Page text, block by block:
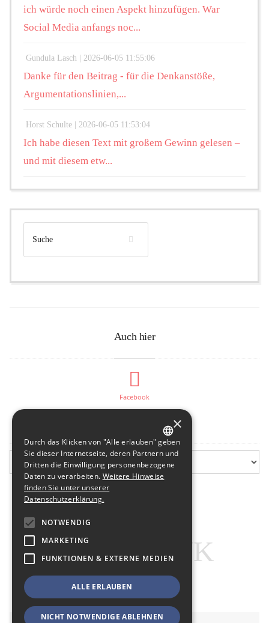
ich würde noch einen Aspekt hinzufügen. War
Social Media anfangs noc...
Gundula Lasch | 2026-06-05 11:55:06
Danke für den Beitrag - für die Denkanstöße,
Argumentationslinien,...
Horst Schulte | 2026-06-05 11:53:04
Ich habe diesen Text mit großem Gewinn gelesen –
und mit diesem etw...
Auch hier
Facebook
GERMAN
ENGLISH
×
Durch das Klicken von "Alle erlauben" geben
Sie dieser Internetseite, deren Partnern und
Dritten die Einwilligung personenbezogene
Daten zu verarbeiten. Weitere Hinweise
finden Sie unter unserer
Datenschutzerklärung.
NOTWENDIG
MARKETING
FUNKTIONEN & EXTERNE MEDIEN
ALLE ERLAUBEN
NICHT NOTWENDIGE ABLEHNEN